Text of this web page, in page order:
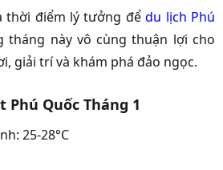
thời điểm lý tưởng đểdu lịch Phú
tháng này vô cùng thuận lợi cho
giải trí và khám phá đảo ngọc.
Quốc Tháng 1
25-28°C